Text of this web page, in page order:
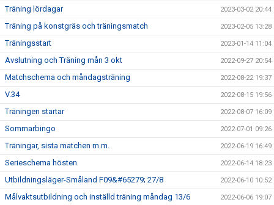
Träning lördagar 2023-03-02 20:44
Träning på konstgräs och träningsmatch 2023-02-05 13:28
Träningsstart 2023-01-14 11:04
Avslutning och Träning mån 3 okt 2022-09-27 20:54
Matchschema och måndagsträning 2022-08-22 19:37
V.34 2022-08-15 19:56
Träningen startar 2022-08-07 16:09
Sommarbingo 2022-07-01 09:26
Träningar, sista matchen m.m. 2022-06-19 16:49
Serieschema hösten 2022-06-14 18:23
Utbildningsläger-Småland F09&#65279; 27/8 2022-06-10 10:52
Målvaktsutbildning och inställd träning måndag 13/6 2022-06-06 19:07